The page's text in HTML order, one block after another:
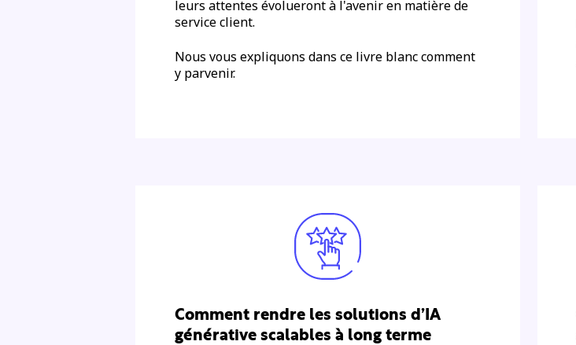
leurs attentes évolueront à l'avenir en matière de
service client.
Nous vous expliquons dans ce livre blanc comment
y parvenir.
Comment rendre les solutions d’IA
générative scalables à long terme